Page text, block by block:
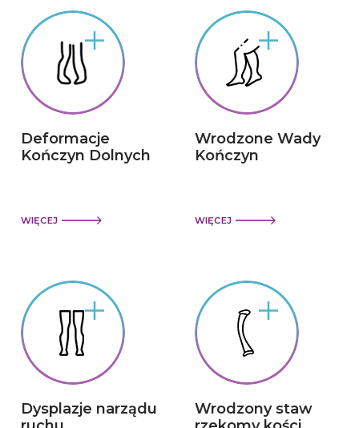
Deformacje
Kończyn Dolnych
WIĘCEJ
Wrodzone Wady
Kończyn
WIĘCEJ
Dysplazje narządu
Wrodzony staw